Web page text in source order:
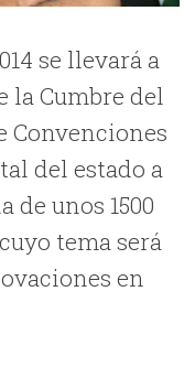
se llevará a
la Cumbre del
Convenciones
del estado a
de unos 1500
tema será
en